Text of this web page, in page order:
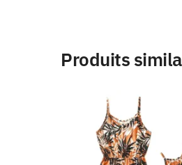
Produits